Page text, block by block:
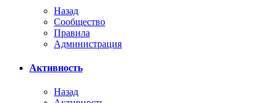
Назад
Сообщество
Правила
Администрация
Активность
Назад